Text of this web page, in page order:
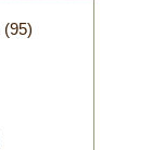
(95)